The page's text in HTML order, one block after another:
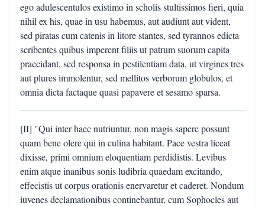
ego adulescentulos existimo in scholis stultissimos fieri, quia
nihil ex his, quae in usu habemus, aut audiunt aut vident,
sed piratas cum catenis in litore stantes, sed tyrannos edicta
scribentes quibus imperent filiis ut patrum suorum capita
praecidant, sed responsa in pestilentiam data, ut virgines tres
aut plures immolentur, sed mellitos verborum globulos, et
omnia dicta factaque quasi papavere et sesamo sparsa.
[II] "Qui inter haec nutriuntur, non magis sapere possunt
quam bene olere qui in culina habitant. Pace vestra liceat
dixisse, primi omnium eloquentiam perdidistis. Levibus
enim atque inanibus sonis ludibria quaedam excitando,
effecistis ut corpus orationis enervaretur et caderet. Nondum
iuvenes declamationibus continebantur, cum Sophocles aut